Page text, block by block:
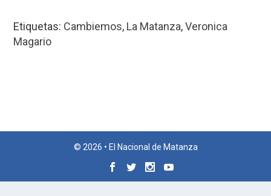
Etiquetas: Cambiemos, La Matanza,Veronica
Magario
© 2026 • El Nacional de Matanza